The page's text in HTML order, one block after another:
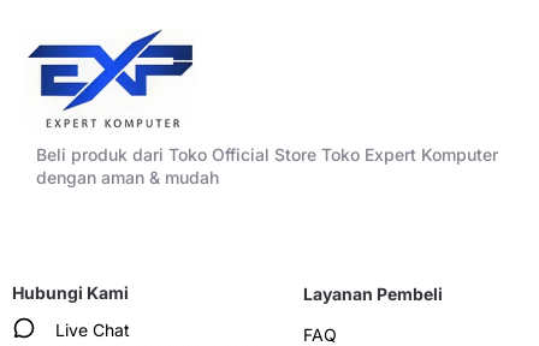
Beli produk dari Toko Official Store Toko Expert Komputer
dengan aman & mudah
Hubungi Kami
Live Chat
Layanan Pembeli
FAQ